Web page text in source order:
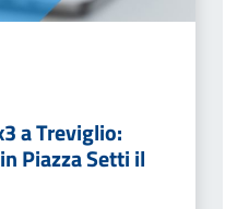
a Treviglio:
Piazza Setti il